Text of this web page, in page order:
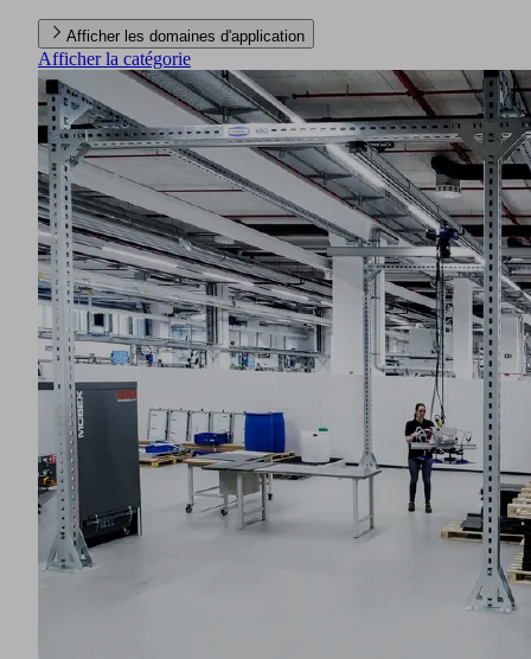
Afficher les domaines d'application
Afficher la catégorie